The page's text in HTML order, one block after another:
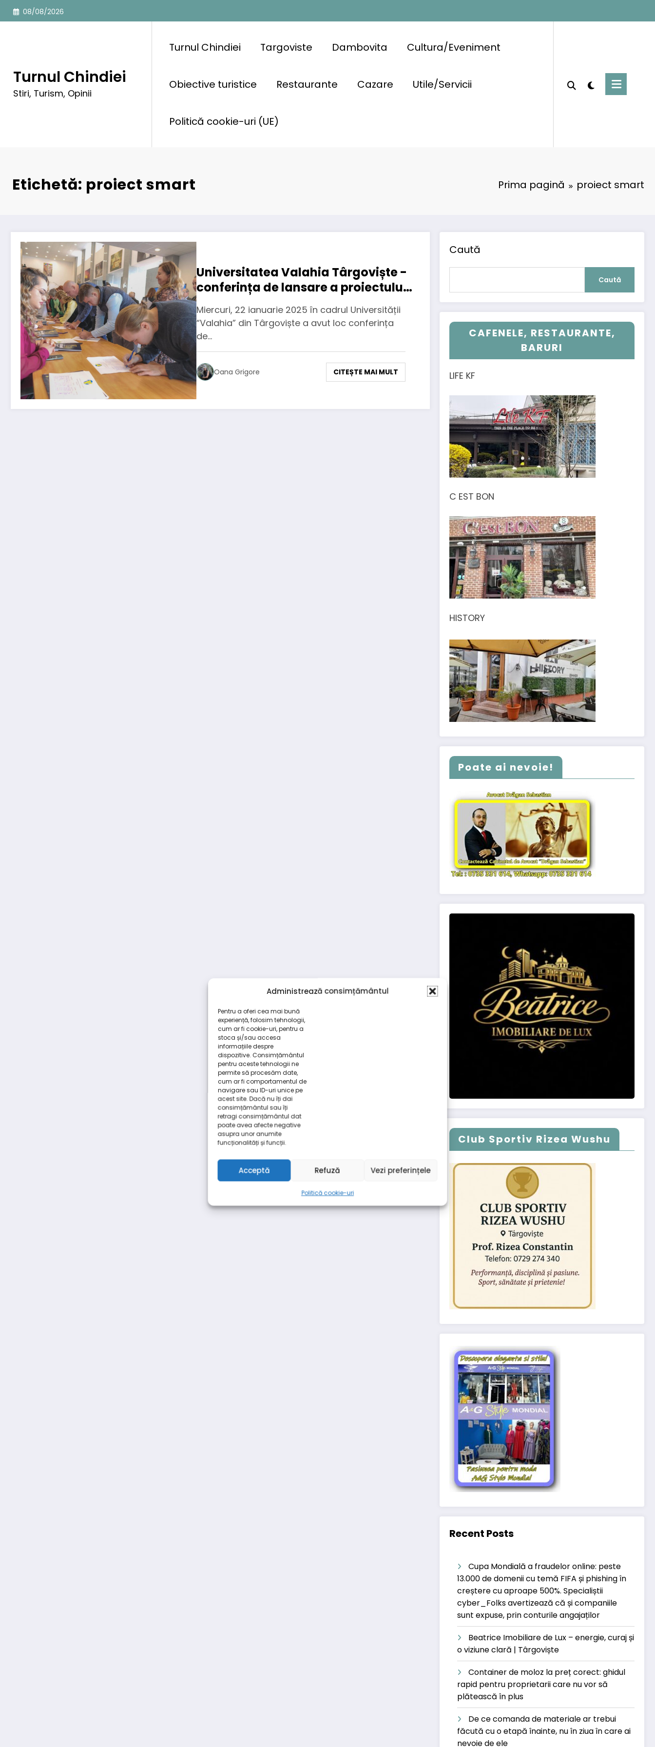
Administrează consimțământul
Pentru a oferi cea mai bună
experiență, folosim tehnologii,
cum ar fi cookie-uri, pentru a
stoca și/sau accesa
informațiile despre
dispozitive. Consimțământul
pentru aceste tehnologii ne
permite să procesăm date,
cum ar fi comportamentul de
navigare sau ID-uri unice pe
acest site. Dacă nu îți dai
consimțământul sau îți
retragi consimțământul dat
poate avea afecte negative
asupra unor anumite
funcționalități și funcții.
Acceptă Refuză Vezi preferințele
Politică cookie-uri
08/08/2026
Turnul Chindiei
Stiri, Turism, Opinii
Turnul Chindiei Targoviste Dambovita Cultura/Eveniment
Obiective turistice Restaurante Cazare Utile/Servicii
Politică cookie-uri (UE)
Etichetă: proiect smart Prima pagină proiect smart
Universitatea Valahia Târgoviște -
conferința de lansare a proiectului
dedicat studenților
Miercuri, 22 ianuarie 2025 în cadrul Universității
“Valahia” din Târgoviște a avut loc conferința
de…
Oana Grigore CITEȘTE MAI MULT
Caută
Caută
CAFENELE, RESTAURANTE,
BARURI
LIFE KF
C EST BON
HISTORY
Poate ai nevoie!
Club Sportiv Rizea Wushu
Recent Posts
Cupa Mondială a fraudelor online: peste
13.000 de domenii cu temă FIFA și phishing în
creștere cu aproape 500%. Specialiștii
cyber_Folks avertizează că și companiile
sunt expuse, prin conturile angajaților
Beatrice Imobiliare de Lux – energie, curaj și
o viziune clară | Târgoviște
Container de moloz la preț corect: ghidul
rapid pentru proprietarii care nu vor să
plătească în plus
De ce comanda de materiale ar trebui
făcută cu o etapă înainte, nu în ziua în care ai
nevoie de ele